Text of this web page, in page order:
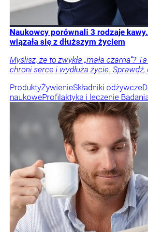
Naukowcy porównali 3 rodzaje
wiązała się z dłuższym życiem
Myślisz, że to zwykła „mała czarna”?
chroni serce i wydłuża życie. Sprawdź,
ProduktyŻywienieSkładniki odżywcze
naukoweProfilaktyka i leczenie